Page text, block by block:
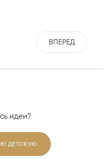
ВПЕРЕД
идеи?
ДЕТСКУЮ